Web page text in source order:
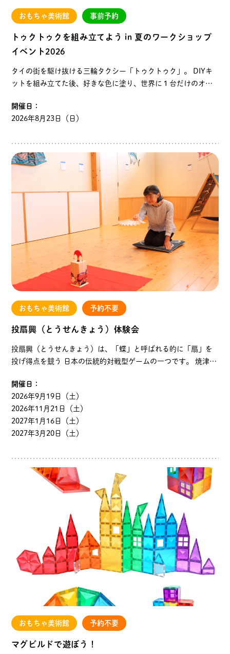
おもちゃ美術館 事前予約
トゥクトゥクを組み立てよう in 夏のワークショップ
イベント2026
タイの街を駆け抜ける三輪タクシー「トゥクトゥク」。 DIYキ
ットを組み立てた後、好きな色に塗り、世界に１台だけのオリ
トゥクキットを組み立て、模様や色…
開催日：
2026年8月23日（日）
おもちゃ美術館 予約不要
投扇興（とうせんきょう）体験会
投扇興（とうせんきょう）は、「蝶」と呼ばれる的に「扇」を
投げ得点を競う 日本の伝統的対戦型ゲームの一つです。 焼津お
てみませんか。 ご家族、ご友人とお楽しみください…
開催日：
2026年9月19日（土）
2026年11月21日（土）
2027年1月16日（土）
2027年3月20日（土）
おもちゃ美術館 予約不要
マグビルドで遊ぼう！